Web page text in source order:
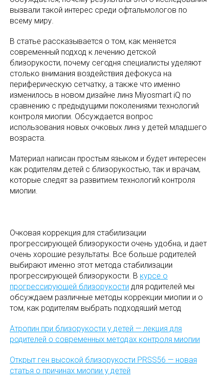
вызвали такой интерес среди офтальмологов по
всему миру.
В статье рассказывается о том, как меняется
современный подход к лечению детской
близорукости, почему сегодня специалисты уделяют
столько внимания воздействия дефокуса на
периферическую сетчатку, а также что именно
изменилось в новом дизайне линз Miyosmart iQ по
сравнению с предыдущими поколениями технологий
контроля миопии. Обсуждается вопрос
использования новых очковых линз у детей младшего
возраста.
Материал написан простым языком и будет интересен
как родителям детей с близорукостью, так и врачам,
которые следят за развитием технологий контроля
миопии.
Очковая коррекция для стабилизации
прогрессирующей близорукости очень удобна, и дает
очень хорошие результаты. Все больше родителей
выбирают именно этот метода стабилизации
прогрессирующей близорукости. В курсе о
прогрессирующей близорукости для родителей мы
обсуждаем различные методы коррекции миопии и о
том, как родителям выбрать подходяший метод
Атропин при близорукости у детей — лекция для
родителей о современных методах контроля миопии
Открыт ген высокой близорукости PRSS56 — новая
статья о причинах миопии у детей